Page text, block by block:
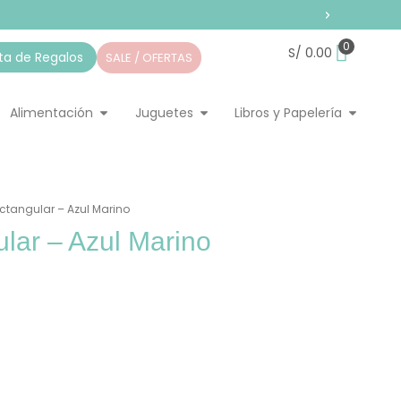
de Regalos SALE / OFERTAS S/ 0.00 0
Home
Alimentación Abrir Alimentación
Juguetes Abrir Juguetes
Libros y Papelería Abrir
– Azul Marino
– Azul Marino